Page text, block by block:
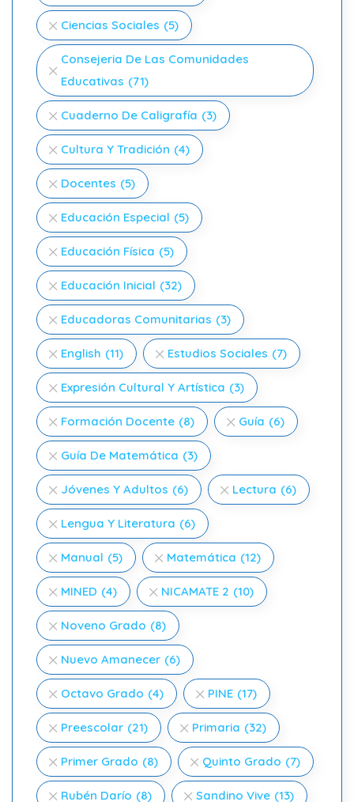
Ciencias Sociales (5)
Consejeria De Las Comunidades
Educativas (71)
Cuaderno De Caligrafía (3)
Cultura Y Tradición (4)
Docentes (5)
Educación Especial (5)
Educación Física (5)
Educación Inicial (32)
Educadoras Comunitarias (3)
English (11) Estudios Sociales (7)
Expresión Cultural Y Artística (3)
Formación Docente (8) Guía (6)
Guía De Matemática (3)
Jóvenes Y Adultos (6) Lectura (6)
Lengua Y Literatura (6)
Manual (5) Matemática (12)
MINED (4) NICAMATE 2 (10)
Noveno Grado (8)
Nuevo Amanecer (6)
Octavo Grado (4) PINE (17)
Preescolar (21) Primaria (32)
Primer Grado (8) Quinto Grado (7)
Rubén Darío (8) Sandino Vive (13)